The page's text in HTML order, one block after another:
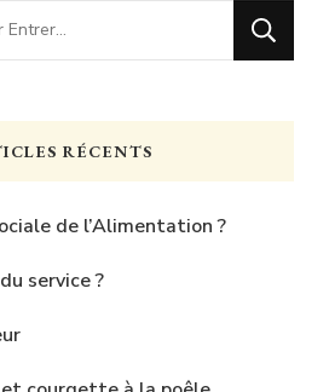
RÉCENTS
de l’Alimentation ?
service ?